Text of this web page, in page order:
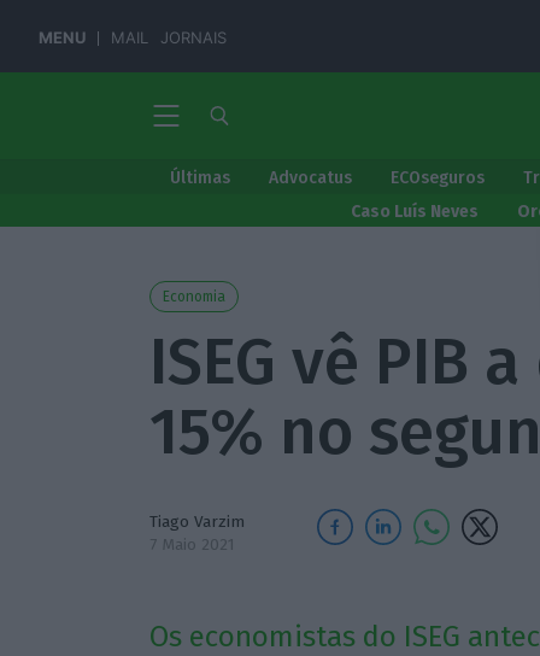
MENU MAIL JORNAIS
Últimas Advocatus ECOseguros
Caso Luís Neves
Economia
ISEG vê PIB
15% no
Tiago Varzim
7 Maio 2021
Os economistas do ISEG